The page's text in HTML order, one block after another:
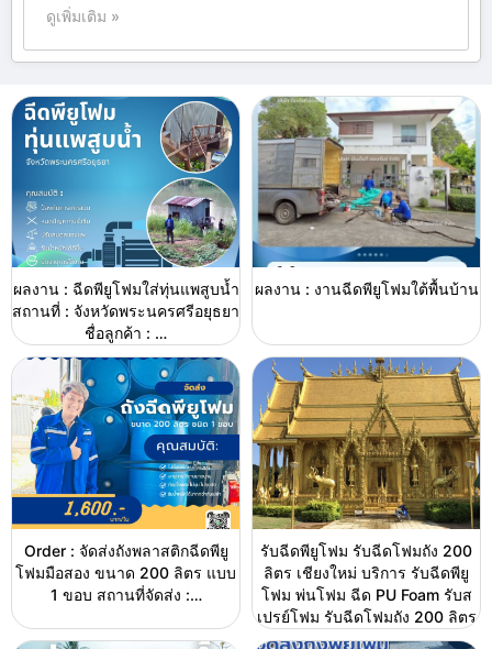
ดูเพิ่มเติม »
ผลงาน : ฉีดพียูโฟมใส่ทุ่นแพสูบน้ำ
สถานที่ : จังหวัดพระนครศรีอยุธยา
ชื่อลูกค้า : …
ผลงาน : งานฉีดพียูโฟมใต้พื้นบ้าน
Order : จัดส่งถังพลาสติกฉีดพียู
โฟมมือสอง ขนาด 200 ลิตร แบบ
1 ขอบ สถานที่จัดส่ง :…
รับฉีดพียูโฟม รับฉีดโฟมถัง 200
ลิตร เชียงใหม่ บริการ รับฉีดพียู
โฟม พ่นโฟม ฉีด PU Foam รับส
เปรย์โฟม รับฉีดโฟมถัง 200 ลิตร